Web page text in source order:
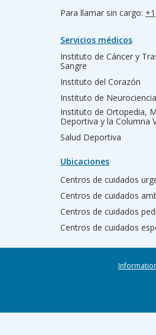
Para llamar sin cargo:
Servicios médicos
Instituto de Cáncer y
Sangre
Instituto del Corazón
Instituto de Neurociencia
Instituto de Ortopedia,
Deportiva y la Columna
Salud Deportiva
Ubicaciones
Centros de cuidados
Centros de cuidados
Centros de cuidados
Centros de cuidados